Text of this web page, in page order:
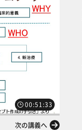
00:51:33
次の講義へ